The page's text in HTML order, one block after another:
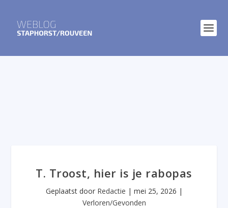
T. Troost, hier is je rabopas
Geplaatst door Redactie | mei 25, 2026 |
Verloren/Gevonden